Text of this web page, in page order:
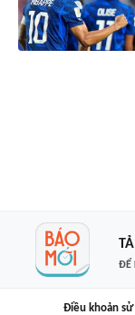
ĐỂ
Điều khoản sử